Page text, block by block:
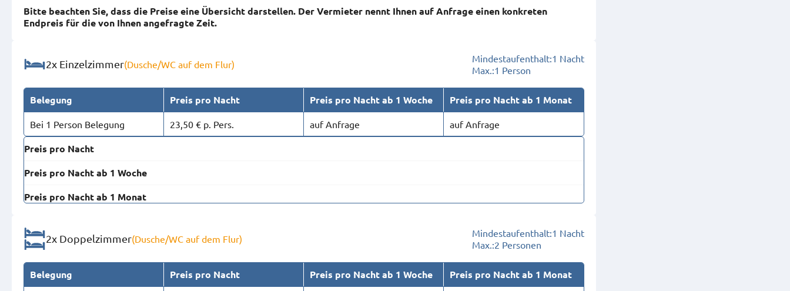
Bitte beachten Sie, dass die Preise eine Übersicht darstellen. Der Vermieter nennt Ihnen auf Anfrage einen konkreten
Endpreis für die von Ihnen angefragte Zeit.
2x Einzelzimmer(Dusche/WC auf dem Flur) Mindestaufenthalt:1 Nacht
Max.:1 Person
Belegung Preis pro Nacht Preis pro Nacht ab 1 Woche Preis pro Nacht ab 1 Monat
Bei 1 Person Belegung 23,50 € p. Pers. auf Anfrage auf Anfrage
Preis pro Nacht
Preis pro Nacht ab 1 Woche
Preis pro Nacht ab 1 Monat
2x Doppelzimmer(Dusche/WC auf dem Flur) Mindestaufenthalt:1 Nacht
Max.:2 Personen
Belegung Preis pro Nacht Preis pro Nacht ab 1 Woche Preis pro Nacht ab 1 Monat